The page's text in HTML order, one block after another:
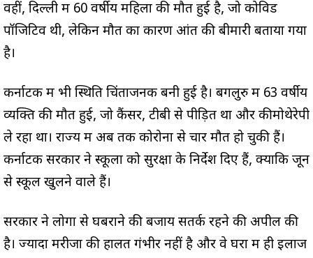
वहीं, दिल्ली में 60 वर्षीय महिला की मौत हुई है, जो कोविड
पॉजिटिव थी, लेकिन मौत का कारण आंत की बीमारी बताया गया
है।
कर्नाटक में भी स्थिति चिंताजनक बनी हुई है। बेंगलुरु में 63 वर्षीय
व्यक्ति की मौत हुई, जो कैंसर, टीबी से पीड़ित था और कीमोथेरेपी
ले रहा था। राज्य में अब तक कोरोना से चार मौतें हो चुकी हैं।
कर्नाटक सरकार ने स्कूलों को सुरक्षा के निर्देश दिए हैं, क्योंकि जून
से स्कूल खुलने वाले हैं।
सरकार ने लोगों से घबराने की बजाय सतर्क रहने की अपील की
है। ज्यादा मरीजों की हालत गंभीर नहीं है और वे घरों में ही इलाज